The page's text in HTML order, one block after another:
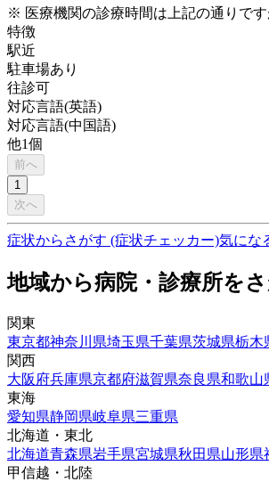
※ 医療機関の診療時間は上記の通りで
特徴
駅近
駐車場あり
往診可
対応言語(英語)
対応言語(中国語)
他1個
前へ
1
次へ
症状からさがす (症状チェッカー)気にな
地域から病院・診療所を
関東
東京都神奈川県埼玉県千葉県茨城県栃木
関西
大阪府兵庫県京都府滋賀県奈良県和歌山
東海
愛知県静岡県岐阜県三重県
北海道・東北
北海道青森県岩手県宮城県秋田県山形県
甲信越・北陸